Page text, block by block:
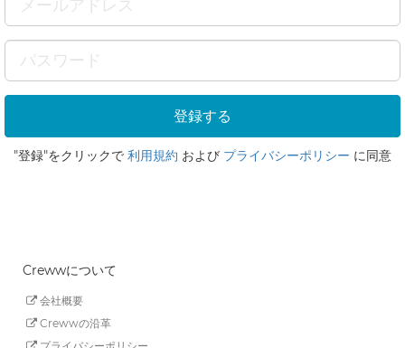
"登録"をクリックで 利用規約 および プライバシーポリシー に同意
Crewwについて
会社概要
Crewwの沿革